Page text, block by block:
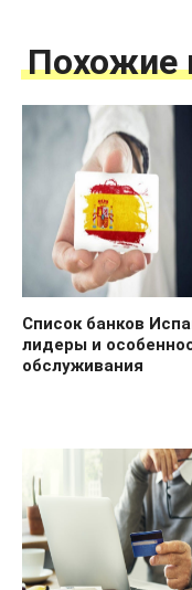
Похожие
Список банков
лидеры и
обслуживания